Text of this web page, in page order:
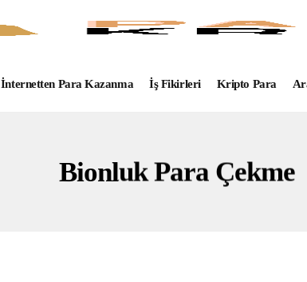
İnternetten Para Kazanma İş Fikirleri Kripto Para
Bionluk Para Çekme